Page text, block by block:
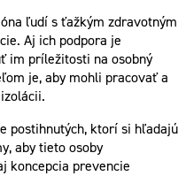
ľudí s ťažkým zdravotným
Aj ich podpora je
im príležitosti na osobný
je, aby mohli pracovať a
postihnutých, ktorí si hľadajú
aby tieto osoby
koncepcia prevencie